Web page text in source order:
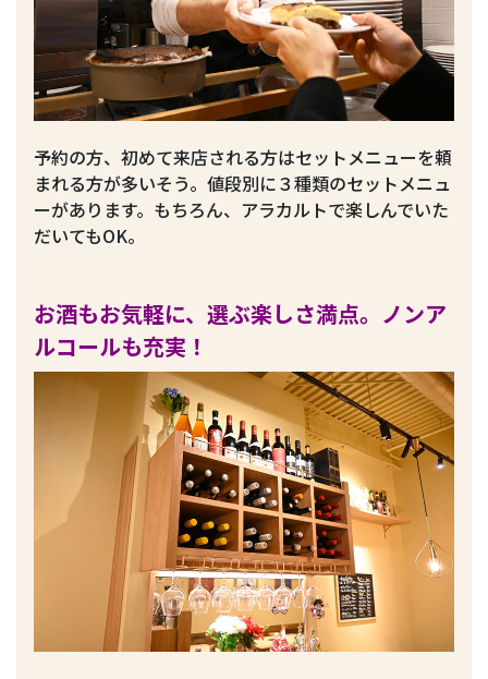
予約の方、初めて来店される方はセットメニューを頼
まれる方が多いそう。値段別に３種類のセットメニュ
ーがあります。もちろん、アラカルトで楽しんでいた
だいてもOK。
お酒もお気軽に、選ぶ楽しさ満点。ノンア
ルコールも充実！